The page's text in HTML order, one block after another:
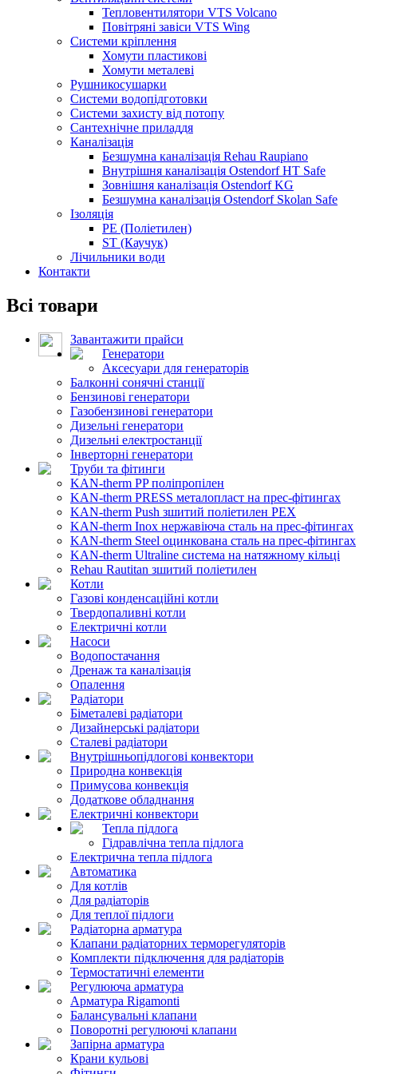
Тепловентилятори VTS Volcano
Повітряні завіси VTS Wing
Системи кріплення
Хомути пластикові
Хомути металеві
Рушникосушарки
Системи водопідготовки
Системи захисту від потопу
Сантехнічне приладдя
Каналізація
Безшумна каналізація Rehau Raupiano
Внутрішня каналізація Ostendorf HT Safe
Зовнішня каналізація Ostendorf KG
Безшумна каналізація Ostendorf Skolan Safe
Ізоляція
PE (Поліетилен)
ST (Каучук)
Лічильники води
Контакти
Всі товари
Завантажити прайси
Генератори
Аксесуари для генераторів
Балконні сонячні станції
Бензинові генератори
Газобензинові генератори
Дизельні генератори
Дизельні електростанції
Інверторні генератори
Труби та фітинги
KAN-therm PP поліпропілен
KAN-therm PRESS металопласт на прес-фітингах
KAN-therm Push зшитий поліетилен PEX
KAN-therm Inox нержавіюча сталь на прес-фітингах
KAN-therm Steel оцинкована сталь на прес-фітингах
KAN-therm Ultraline система на натяжному кільці
Rehau Rautitan зшитий поліетилен
Котли
Газові конденсаційні котли
Твердопаливні котли
Електричні котли
Насоси
Водопостачання
Дренаж та каналізація
Опалення
Радіатори
Біметалеві радіатори
Дизайнерські радіатори
Сталеві радіатори
Внутрішньопідлогові конвектори
Природна конвекція
Примусова конвекція
Додаткове обладнання
Електричні конвектори
Тепла підлога
Гідравлічна тепла підлога
Електрична тепла підлога
Автоматика
Для котлів
Для радіаторів
Для теплої підлоги
Радіаторна арматура
Клапани радіаторних терморегуляторів
Комплекти підключення для радіаторів
Термостатичні елементи
Регулююча арматура
Арматура Rigamonti
Балансувальні клапани
Поворотні регулюючі клапани
Запірна арматура
Крани кульові